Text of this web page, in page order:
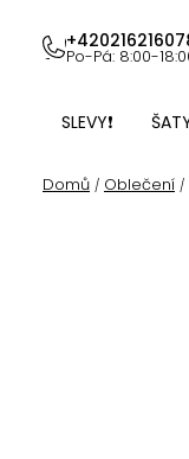
obsah Po-Pá: 8:00-
SLEVY❗
Domů / Oblečení /